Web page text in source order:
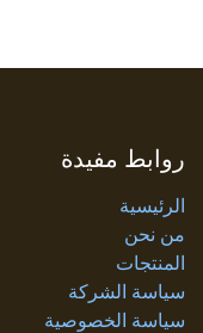
روابط مفيدة
الرئيسية
من نحن
المنتجات
سياسة الشركة
سياسة الخصوصية